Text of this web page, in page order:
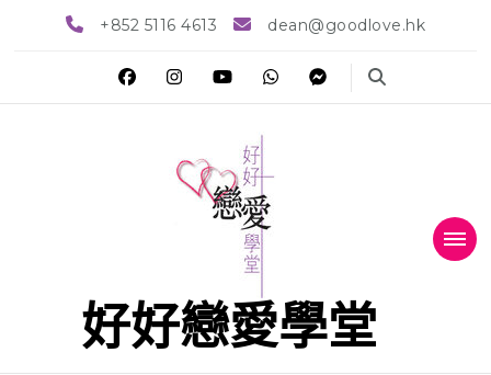
+852 5116 4613 dean@goodlove.hk
好好戀愛學堂